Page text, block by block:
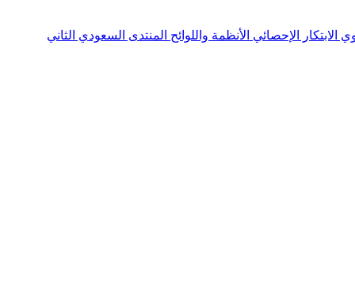
الابتكار الإحصائي الأنظمة واللوائح المنتدى السعودي الثاني